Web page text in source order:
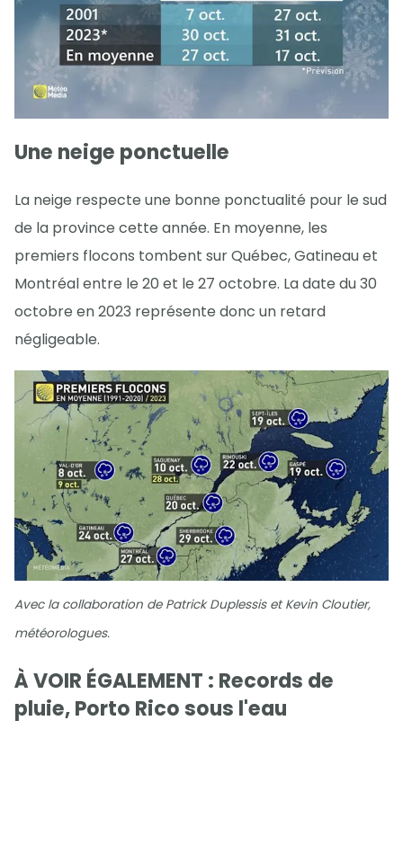
Une neige ponctuelle
La neige respecte une bonne ponctualité pour le sud
de la province cette année. En moyenne, les
premiers flocons tombent sur Québec, Gatineau et
Montréal entre le 20 et le 27 octobre. La date du 30
octobre en 2023 représente donc un retard
négligeable.
Avec la collaboration de Patrick Duplessis et Kevin Cloutier,
météorologues.
À VOIR ÉGALEMENT : Records de
pluie, Porto Rico sous l'eau